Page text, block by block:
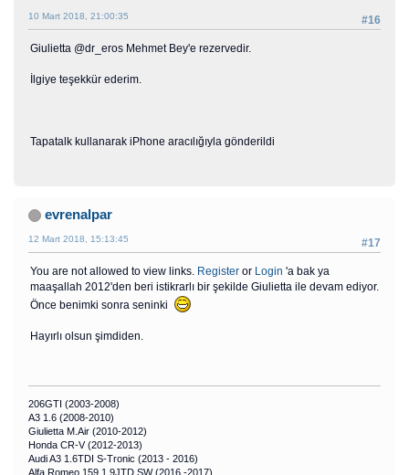
#16
10 Mart 2018, 21:00:35
Giulietta @dr_eros Mehmet Bey'e rezervedir.
İlgiye teşekkür ederim.
Tapatalk kullanarak iPhone aracılığıyla gönderildi
evrenalpar
#17
12 Mart 2018, 15:13:45
You are not allowed to view links. Register or Login 'a bak ya
maaşallah 2012'den beri istikrarlı bir şekilde Giulietta ile devam ediyor.
Önce benimki sonra seninki
Hayırlı olsun şimdiden.
206GTI (2003-2008)
A3 1.6 (2008-2010)
Giulietta M.Air (2010-2012)
Honda CR-V (2012-2013)
Audi A3 1.6TDI S-Tronic (2013 - 2016)
Alfa Romeo 159 1.9JTD SW (2016 -2017)